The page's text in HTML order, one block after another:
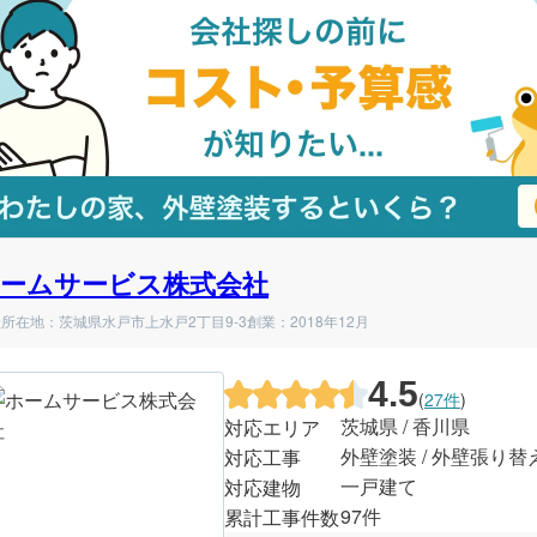
ムサービス株式会社
在地：茨城県水戸市上水戸2丁目9-3創業：2018年12月
4.5(27件)
対応エリア
茨城県 / 香川県
対応工事
外壁塗装 / 外壁張り替
対応建物
一戸建て
累計工事件数97件